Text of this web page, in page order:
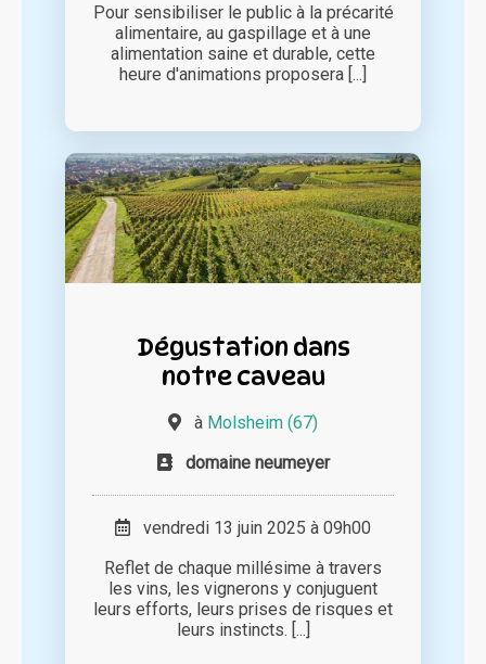
Pour sensibiliser le public à la précarité
alimentaire, au gaspillage et à une
alimentation saine et durable, cette
heure d'animations proposera [...]
Dégustation dans
notre caveau
à Molsheim (67)
domaine neumeyer
vendredi 13 juin 2025 à 09h00
Reflet de chaque millésime à travers
les vins, les vignerons y conjuguent
leurs efforts, leurs prises de risques et
leurs instincts. [...]